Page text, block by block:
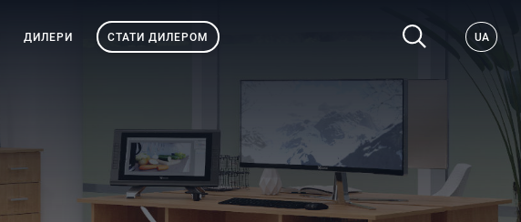
ДИЛЕРИ СТАТИ ДИЛЕРОМ UA